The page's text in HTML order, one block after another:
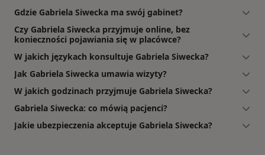
Gdzie Gabriela Siwecka ma swój gabinet?
Czy Gabriela Siwecka przyjmuje online, bez
konieczności pojawiania się w placówce?
W jakich językach konsultuje Gabriela Siwecka?
Jak Gabriela Siwecka umawia wizyty?
W jakich godzinach przyjmuje Gabriela Siwecka?
Gabriela Siwecka: co mówią pacjenci?
Jakie ubezpieczenia akceptuje Gabriela Siwecka?